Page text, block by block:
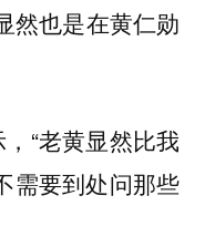
然也是在黄仁勋
“老黄显然比我
需要到处问那些